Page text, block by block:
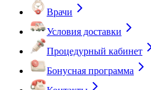
Врачи
Условия доставки
Процедурный кабинет
Бонусная программа